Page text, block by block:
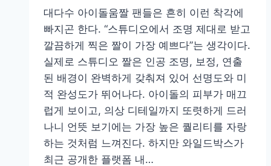
SKY
SOLUTION
데
이
터
레
이
크
스
트
대다수 아이돌움짤 팬들은 흔히 이런 착각에
빠지곤 한다. “스튜디오에서 조명 제대로 받고
깔끔하게 찍은 짤이 가장 예쁘다”는 생각이다.
실제로 스튜디오 짤은 인공 조명, 보정, 연출
된 배경이 완벽하게 갖춰져 있어 선명도와 미
적 완성도가 뛰어나다. 아이돌의 피부가 매끄
럽게 보이고, 의상 디테일까지 또렷하게 드러
나니 언뜻 보기에는 가장 높은 퀄리티를 자랑
하는 것처럼 느껴진다. 하지만 와일드박스가
최근 공개한 플랫폼 내…